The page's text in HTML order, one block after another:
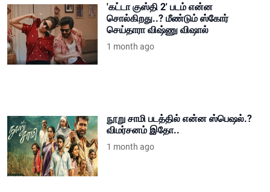
'கட்டா குஸ்தி 2' படம் என்ன
சொல்கிறது..? மீண்டும் ஸ்கோர்
செய்தாரா விஷ்ணு விஷால்
1 month ago
நூறு சாமி படத்தில் என்ன ஸ்பெஷல்.?
விமர்சனம் இதோ..
1 month ago